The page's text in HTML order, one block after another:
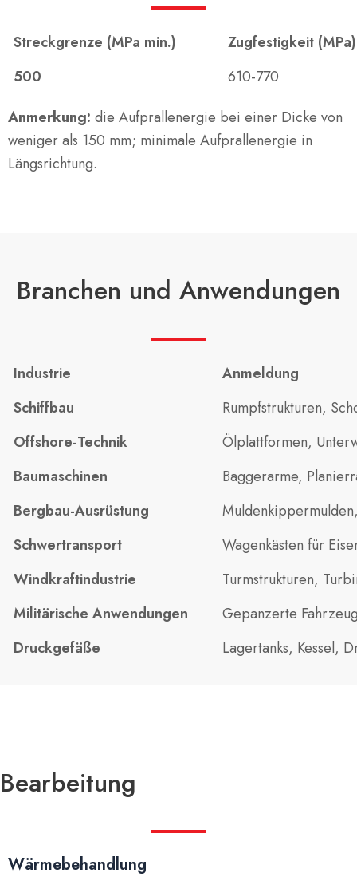
Streckgrenze (MPa min.)
Zugfestigkeit (MPa)
500
610-770
Anmerkung: die Aufprallenergie bei einer Dicke von
weniger als 150 mm; minimale Aufprallenergie in
Längsrichtung.
Branchen und Anwendungen
Industrie
Anmeldung
Schiffbau
Rumpfstrukturen,
Offshore-Technik
Ölplattformen,
Baumaschinen
Baggerarme,
Bergbau-Ausrüstung
Schwertransport
Wagenkästen für
Windkraftindustrie
Turmstrukturen,
Militärische Anwendungen
Gepanzerte
Druckgefäße
Lagertanks, Kessel,
Bearbeitung
Wärmebehandlung